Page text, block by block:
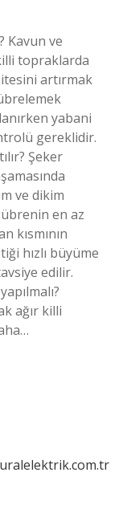
Kavun ve
topraklarda
artırmak
yabani
gereklidir.
Şeker
ve dikim
en az
kısmının
hızlı büyüme
edilir.
ağır killi